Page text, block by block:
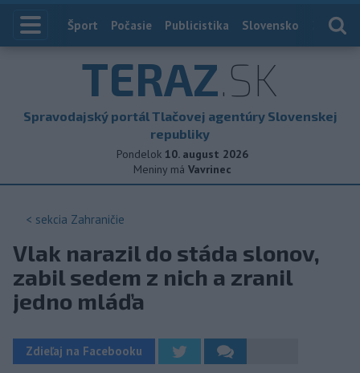
Index
Šport Počasie Publicistika Slovensko
TERAZ.SK
Spravodajský portál Tlačovej agentúry Slovenskej
republiky
Pondelok 10. august 2026
Meniny má Vavrinec
< sekcia Zahraničie
Vlak narazil do stáda slonov,
zabil sedem z nich a zranil
jedno mláďa
Zdieľaj na Facebooku